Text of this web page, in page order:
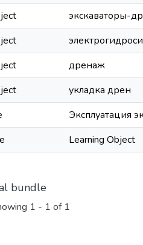
экскаваторы-
дренаж
укладка дрен
Эксплуатация
Learning Object
bundle
1 - 1 of 1